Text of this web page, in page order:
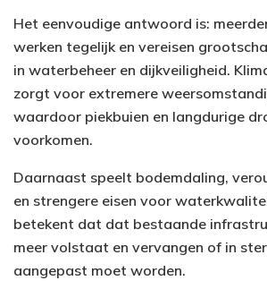
Het eenvoudige antwoord is:
werken tegelijk en vereisen
in waterbeheer en dijkveiligheid.
zorgt voor extremere
waardoor piekbuien en langdurige
voorkomen.
Daarnaast speelt bodemdaling,
en strengere eisen voor
betekent dat dat bestaande
meer volstaat en vervangen of in
aangepast moet worden.